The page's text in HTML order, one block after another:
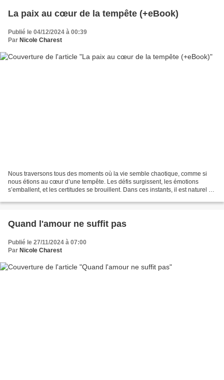
La paix au cœur de la tempête (+eBook)
Publié le 04/12/2024 à 00:39
Par Nicole Charest
Nous traversons tous des moments où la vie semble chaotique, comme si
nous étions au cœur d’une tempête. Les défis surgissent, les émotions
s’emballent, et les certitudes se brouillent. Dans ces instants, il est naturel de
Quand l'amour ne suffit pas
Publié le 27/11/2024 à 07:00
Par Nicole Charest